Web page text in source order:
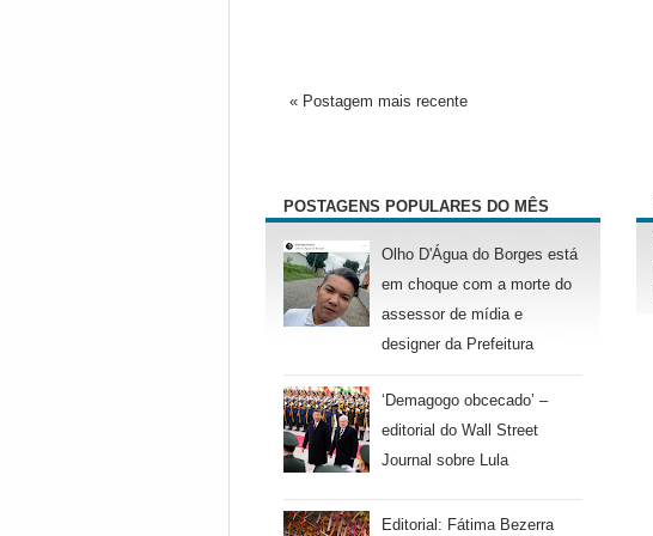
« Postagem mais recente
POSTAGENS POPULARES DO MÊS
Olho D'Água do Borges está
em choque com a morte do
assessor de mídia e
designer da Prefeitura
‘Demagogo obcecado’ –
editorial do Wall Street
Journal sobre Lula
Editorial: Fátima Bezerra